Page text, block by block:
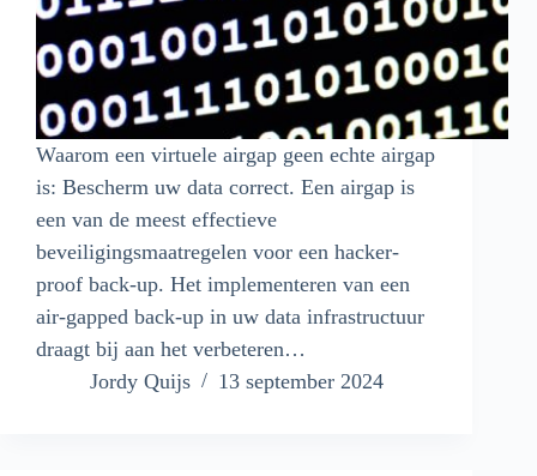
Waarom een virtuele airgap geen echte airgap
is: Bescherm uw data correct. Een airgap is
een van de meest effectieve
beveiligingsmaatregelen voor een hacker-
proof back-up. Het implementeren van een
air-gapped back-up in uw data infrastructuur
draagt bij aan het verbeteren…
Jordy Quijs
13 september 2024